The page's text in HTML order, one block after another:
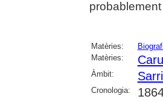
Matèries:
Matèries:
Àmbit:
Cronologia: